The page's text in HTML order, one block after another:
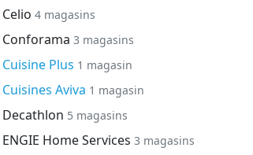
Celio4 magasins
Conforama3 magasins
Cuisine Plus 1 magasin
Cuisines Aviva 1 magasin
Decathlon 5 magasins
ENGIE Home Services3 magasins